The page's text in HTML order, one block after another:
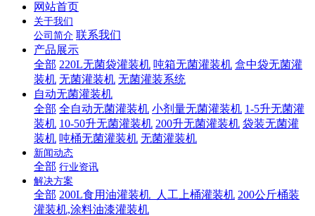
网站首页
关于我们
公司简介 联系我们
产品展示
全部 220L无菌袋灌装机 吨箱无菌灌装机 盒中袋无菌灌
装机 无菌灌装机 无菌灌装系统
自动无菌灌装机
全部 全自动无菌灌装机 小剂量无菌灌装机 1-5升无菌灌
装机 10-50升无菌灌装机 200升无菌灌装机 袋装无菌灌
装机 吨桶无菌灌装机 无菌灌装机
新闻动态
全部 行业资讯
解决方案
全部 200L食用油灌装机_人工上桶灌装机 200公斤桶装
灌装机,涂料油漆灌装机